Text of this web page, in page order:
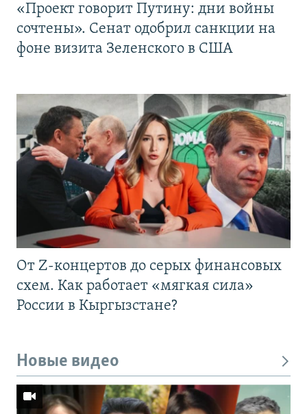
«Проект говорит Путину: дни войны
сочтены». Сенат одобрил санкции на
фоне визита Зеленского в США
От Z-концертов до серых финансовых
схем. Как работает «мягкая сила»
России в Кыргызстане?
Новые видео